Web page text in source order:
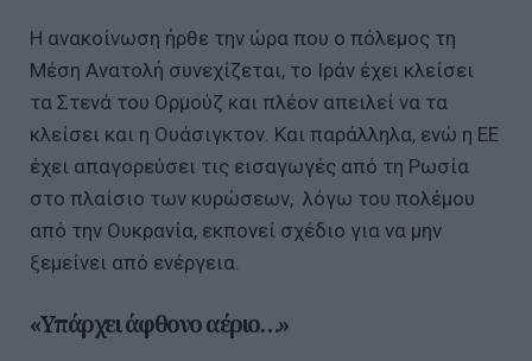
Η ανακοίνωση ήρθε την ώρα που ο πόλεμος τη
Μέση Ανατολή συνεχίζεται, το Ιράν έχει κλείσει
τα Στενά του Ορμούζ και πλέον απειλεί να τα
κλείσει και η Ουάσιγκτον. Και παράλληλα, ενώ η ΕΕ
έχει απαγορεύσει τις εισαγωγές από τη Ρωσία
στο πλαίσιο των κυρώσεων, λόγω του πολέμου
από την Ουκρανία, εκπονεί σχέδιο για να μην
ξεμείνει από ενέργεια.
«Υπάρχει άφθονο αέριο…»